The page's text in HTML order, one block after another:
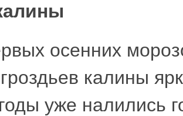
осенних
калины
уже налились